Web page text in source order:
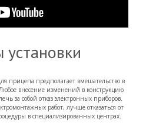
прицепа предполагает вмешательство в
внесение изменений в конструкцию
за собой отказ электронных приборов.
работ, лучше отказаться от
в специализированных центрах.